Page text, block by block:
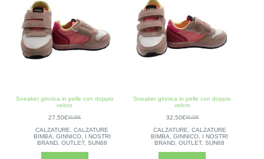
Sneaker ginnica in pelle con doppio
velcro
55,00€
27,50€
CALZATURE,CALZATURE
BIMBA, GINNICO, I NOSTRI
BRAND, OUTLET, SUN68
Sneaker ginnica in pelle con doppio
velcro
65,00€
32,50€
CALZATURE, CALZATURE
BIMBA,GINNICO, I NOSTRI
BRAND,OUTLET,SUN68